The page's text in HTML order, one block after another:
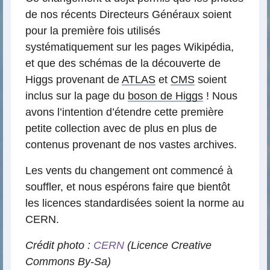
de nos récents Directeurs Généraux soient
pour la première fois utilisés
systématiquement sur les pages Wikipédia,
et que des schémas de la découverte de
Higgs provenant de ATLAS et CMS soient
inclus sur la page du boson de Higgs ! Nous
avons l’intention d’étendre cette première
petite collection avec de plus en plus de
contenus provenant de nos vastes archives.
Les vents du changement ont commencé à
souffler, et nous espérons faire que bientôt
les licences standardisées soient la norme au
CERN.
Crédit photo : CERN (Licence Creative
Commons By-Sa)